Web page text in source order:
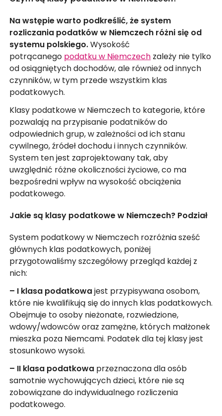
Na wstępie warto podkreślić, że system
rozliczania podatków w Niemczech różni się od
systemu polskiego.Wysokość
potrącanego podatku w Niemczech zależy nie tylko
od osiągniętych dochodów, ale również od innych
czynników, w tym przede wszystkim klas
podatkowych.
Klasy podatkowe w Niemczech to kategorie, które
pozwalają na przypisanie podatników do
odpowiednich grup, w zależności od ich stanu
cywilnego, źródeł dochodu i innych czynników.
System ten jest zaprojektowany tak, aby
uwzględnić różne okoliczności życiowe, co ma
bezpośredni wpływ na wysokość obciążenia
podatkowego.
Jakie są klasy podatkowe w Niemczech? Podział
System podatkowy w Niemczech rozróżnia sześć
głównych klas podatkowych, poniżej
przygotowaliśmy szczegółowy przegląd każdej z
nich:
– I klasa podatkowajest przypisywana osobom,
które nie kwalifikują się do innych klas podatkowych.
Obejmuje to osoby nieżonate, rozwiedzione,
wdowy/wdowców oraz zamężne, których małżonek
mieszka poza Niemcami. Podatek dla tej klasy jest
stosunkowo wysoki.
– II klasa podatkowa przeznaczona dla osób
samotnie wychowujących dzieci, które nie są
zobowiązane do indywidualnego rozliczenia
podatkowego.